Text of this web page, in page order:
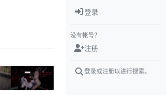
登录
没有帐号？
注册
登录或注册以进行搜索。